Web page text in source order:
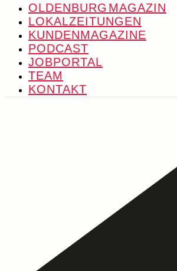
OLDENBURG MAGAZIN
LOKALZEITUNGEN
KUNDENMAGAZINE
PODCAST
JOBPORTAL
TEAM
KONTAKT